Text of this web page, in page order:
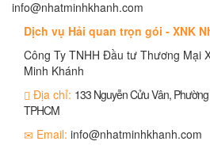
info@nhatminhkhanh.com
Dịch vụ Hải quan trọn gói - XNK
Công Ty TNHH Đầu tư Thương Mại
Minh Khánh
Địa chỉ: 133 Nguyễn Cửu Vân,
TPHCM
Email: info@nhatminhkhanh.com